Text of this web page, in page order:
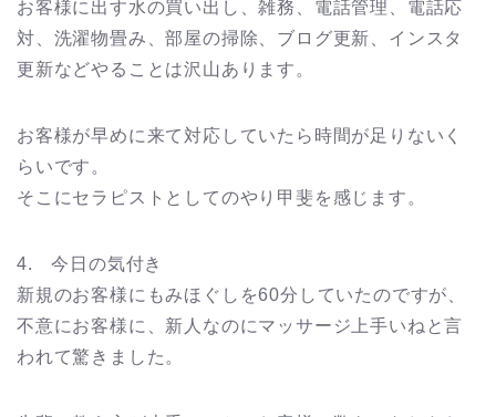
お客様に出す水の買い出し、雑務、電話管理、電話応
対、洗濯物畳み、部屋の掃除、ブログ更新、インスタ
更新などやることは沢山あります。
お客様が早めに来て対応していたら時間が足りないく
らいです。
そこにセラピストとしてのやり甲斐を感じます。
4. 今日の気付き
新規のお客様にもみほぐしを60分していたのですが、
不意にお客様に、新人なのにマッサージ上手いねと言
われて驚きました。